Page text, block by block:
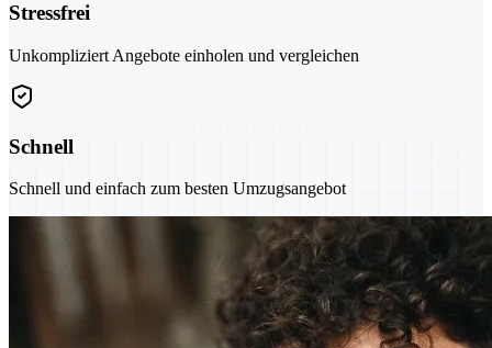
Stressfrei
Unkompliziert Angebote einholen und vergleichen
Schnell
Schnell und einfach zum besten Umzugsangebot